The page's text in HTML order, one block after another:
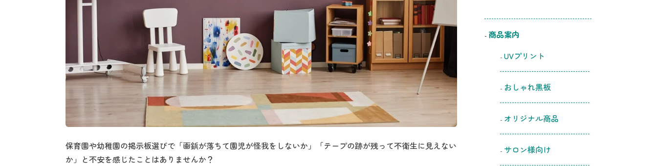
保育園や幼稚園の掲示板選びで「画鋲が落ちて園児が怪我をしないか」「テープの跡が残って不衛生に見えない
か」と不安を感じたことはありませんか？
商品案内
UVプリント
おしゃれ黒板
オリジナル商品
サロン様向け